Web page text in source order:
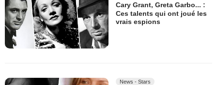
Cary Grant, Greta Garbo... :
Ces talents qui ont joué les
vrais espions
News - Stars